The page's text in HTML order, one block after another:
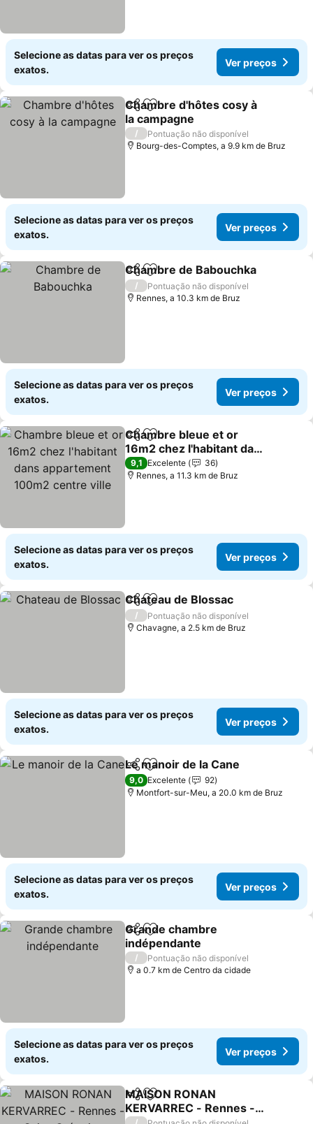
Selecione as datas para ver os preços
exatos.
Ver preços
PartilharAdicionar aos favoritos
Chambre d'hôtes cosy à
la campagne
Ver preços
/
Pontuação não disponível
Bourg-des-Comptes, a 9.9 km de Bruz
Selecione as datas para ver os preços
exatos.
Ver preços
PartilharAdicionar aos favoritos
Chambre de Babouchka
/
Pontuação não disponível
Rennes, a 10.3 km de Bruz
Selecione as datas para ver os preços
exatos.
Ver preços
PartilharAdicionar aos favoritos
Chambre bleue et or
16m2 chez l'habitant dans
appartement 100m2
centre ville
Ver preços
9,1 Excelente
36
Rennes, a 11.3 km de Bruz
Selecione as datas para ver os preços
exatos.
Ver preços
PartilharAdicionar aos favoritos
Chateau de Blossac
/
Pontuação não disponível
Chavagne, a 2.5 km de Bruz
Selecione as datas para ver os preços
exatos.
Ver preços
PartilharAdicionar aos favoritos
Le manoir de la Cane
9,0 Excelente
92
Montfort-sur-Meu, a 20.0 km de Bruz
Selecione as datas para ver os preços
exatos.
Ver preços
PartilharAdicionar aos favoritos
Grande chambre
indépendante
Ver preços
/
Pontuação não disponível
a 0.7 km de Centro da cidade
Selecione as datas para ver os preços
exatos.
Ver preços
PartilharAdicionar aos favoritos
MAISON RONAN
KERVARREC - Rennes -